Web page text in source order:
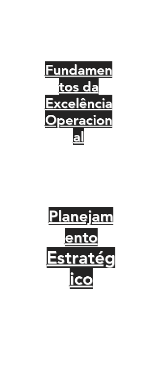
Fundamen
tos da
Excelência
Operacion
al
Planejam
ento
Estratég
ico